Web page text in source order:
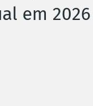
em 2026